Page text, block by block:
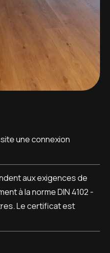
une connexion
aux exigences de
à la norme DIN 4102 -
Le certificat est